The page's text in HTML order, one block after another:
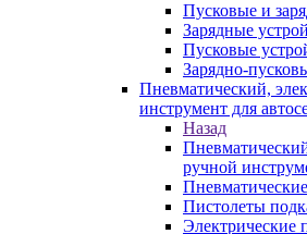
Пусковые и
Зарядные
Пусковые
Зарядно-
Пневматический,
инструмент для
Назад
ручной
Пистолеты
Электрические